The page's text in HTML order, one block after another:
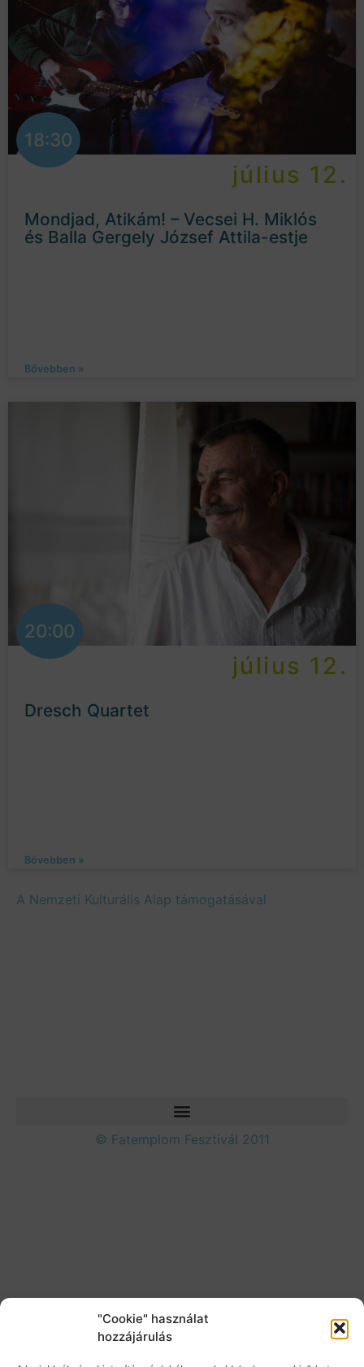
"Cookie" használat
hozzájárulás
18:30
július 12.
Mondjad, Atikám! – Vecsei H. Miklós
és Balla Gergely József Attila-estje
Bővebben »
20:00
július 12.
Dresch Quartet
Bővebben »
A Nemzeti Kulturális Alap támogatásával
© Fatemplom Fesztivál 2011